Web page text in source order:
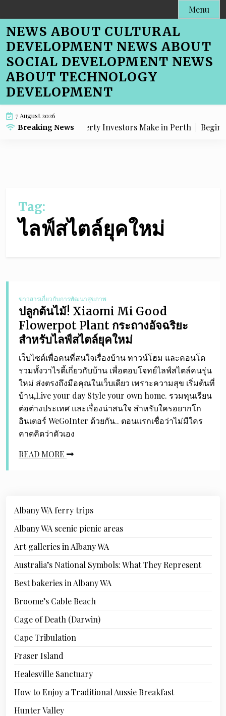
to
content
Menu
NEWS ABOUT CULTURAL
DEVELOPMENT NEWS ABOUT
SOCIAL DEVELOPMENT NEWS
ABOUT TECHNOLOGY
DEVELOPMENT
7 August 2026
Breaking News
SEO Mistakes Property Investors Make in Perth |
Tag:
ไลฟ์สไตล์ยุคใหม่
ข่าวสารเกี่ยวกับการพัฒนาสุขภาพ
ปลูกต้นไม้! Xiaomi Mi Good
Flowerpot Plant กระถางอัจฉริยะ
สำหรับไลฟ์สไตล์ยุคใหม่
เว็บไซต์เพื่อคนที่สนใจเรื่องบ้าน ทาวน์โฮม และคอนโด
รวมทั้งวาไรตี้เกี่ยวกับบ้าน เพื่อตอบโจทย์ไลฟ์สไตล์คนรุ่น
ใหม่ ส่งตรงถึงมือคุณในเว็บเดียว เพราะความสุข เริ่มต้นที่
บ้าน,Live your day Style your own home. รวมทุนเรียน
ต่อต่างประเทศ และเรื่องน่าสนใจ สำหรับใครอยากโก
อินเตอร์ WeGoInter ด้วยกัน.. ตอนแรกเชื่อว่าไม่มีใคร
คาดคิดว่าตัวเอง
READ MORE
Albany WA ferry trips
Albany WA scenic picnic areas
Art galleries in Albany WA
Australia’s National Symbols: What They Represent
Best bakeries in Albany WA
Broome’s Cable Beach
Cage of Death (Darwin)
Cape Tribulation
Fraser Island
Healesville Sanctuary
How to Enjoy a Traditional Aussie Breakfast
Hunter Valley